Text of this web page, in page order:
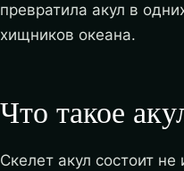
превратила акул в
хищников океана.
Что такое
Скелет акул состоит